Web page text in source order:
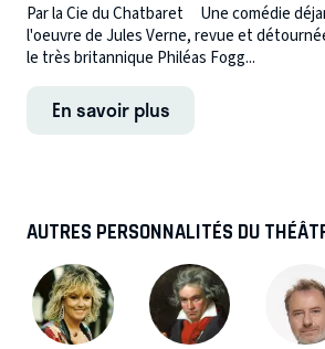
Par la Cie du Chatbaret Une comédie
l'oeuvre de Jules Verne, revue et
le très britannique Philéas Fogg...
En savoir plus
AUTRES PERSONNALITÉS DU